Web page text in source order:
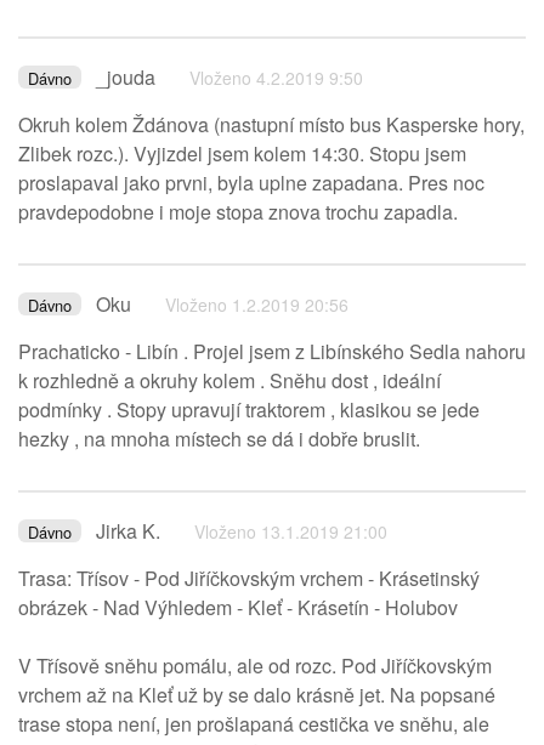
Dávno _jouda Vloženo 4.2.2019 9:50
Okruh kolem Ždánova (nastupní místo bus Kasperske hory,
Zlibek rozc.). Vyjizdel jsem kolem 14:30. Stopu jsem
proslapaval jako prvni, byla uplne zapadana. Pres noc
pravdepodobne i moje stopa znova trochu zapadla.
Dávno Oku Vloženo 1.2.2019 20:56
Prachaticko - Libín . Projel jsem z Libínského Sedla nahoru
k rozhledně a okruhy kolem . Sněhu dost , ideální
podmínky . Stopy upravují traktorem , klasikou se jede
hezky , na mnoha místech se dá i dobře bruslit.
Dávno Jirka K. Vloženo 13.1.2019 21:00
Trasa: Třísov - Pod Jiříčkovským vrchem - Krásetinský
obrázek - Nad Výhledem - Kleť - Krásetín - Holubov
V Třísově sněhu pomálu, ale od rozc. Pod Jiříčkovským
vrchem až na Kleť už by se dalo krásně jet. Na popsané
trase stopa není, jen prošlapaná cestička ve sněhu, ale